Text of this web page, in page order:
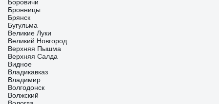
Боровичи
Бронницы
Брянск
Бугульма
Великие Луки
Великий Новгород
Верхняя Пышма
Верхняя Салда
Видное
Владикавказ
Владимир
Волгодонск
Волжский